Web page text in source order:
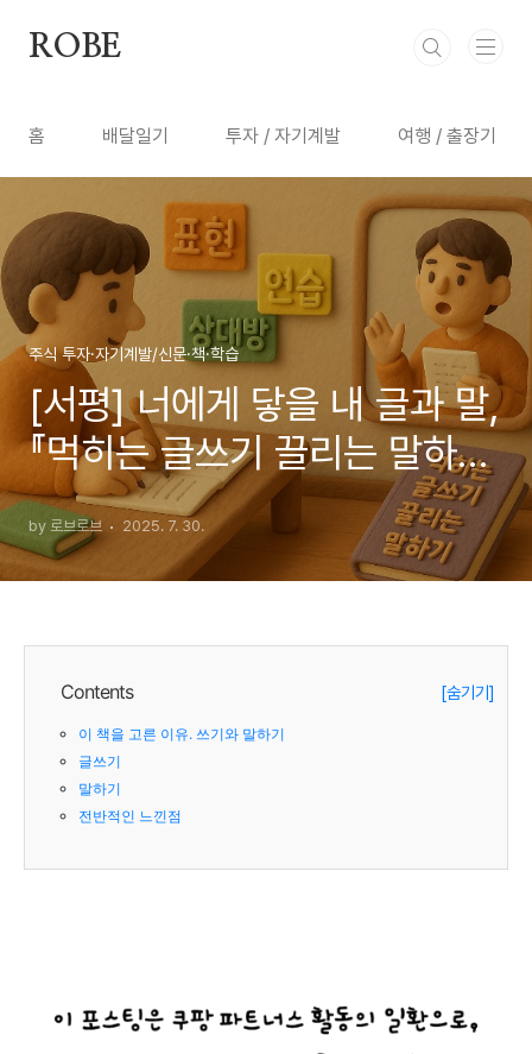
ROBE
홈 배달일기 투자 / 자기계발 여행 / 출장기
주식 투자·자기계발/신문·책·학습
[서평] 너에게 닿을 내 글과 말,
『먹히는 글쓰기 끌리는 말하
기』
by 로브로브 2025. 7. 30.
Contents [숨기기]
이 책을 고른 이유. 쓰기와 말하기
글쓰기
말하기
전반적인 느낀점